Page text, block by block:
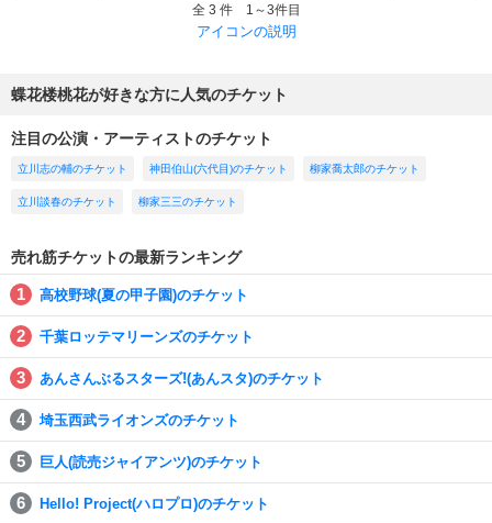
全 3 件 1～3件目
アイコンの説明
蝶花楼桃花が好きな方に人気のチケット
注目の公演・アーティストのチケット
立川志の輔のチケット 神田伯山(六代目)のチケット 柳家喬太郎のチケット
立川談春のチケット 柳家三三のチケット
売れ筋チケットの最新ランキング
高校野球(夏の甲子園)のチケット
千葉ロッテマリーンズのチケット
あんさんぶるスターズ!(あんスタ)のチケット
埼玉西武ライオンズのチケット
巨人(読売ジャイアンツ)のチケット
Hello! Project(ハロプロ)のチケット